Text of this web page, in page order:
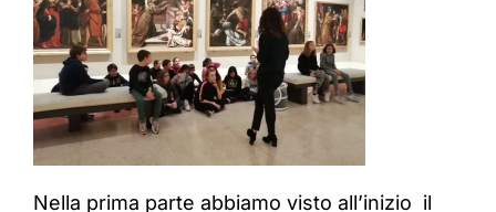
Nella prima parte abbiamo visto all’inizio il